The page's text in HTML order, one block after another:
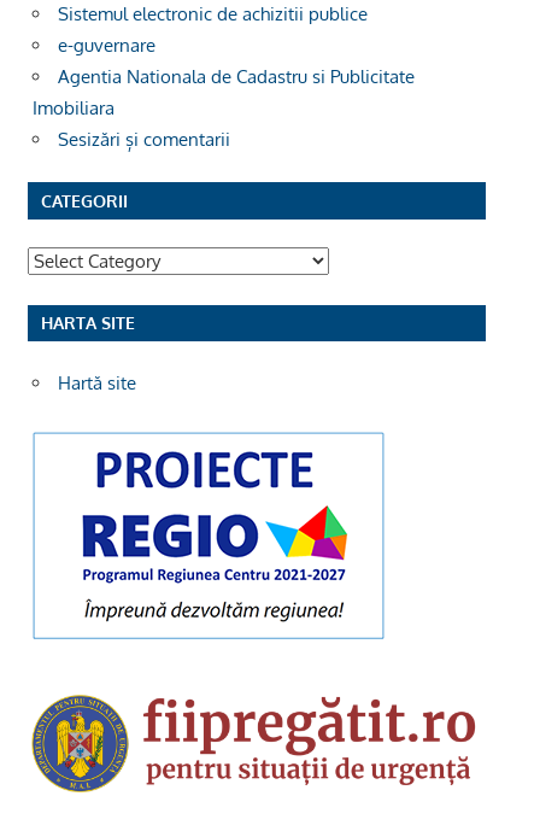
Sistemul electronic de achizitii publice
e-guvernare
Agentia Nationala de Cadastru si Publicitate
Imobiliara
Sesizări și comentarii
CATEGORII
Categorii
HARTA SITE
Hartă site